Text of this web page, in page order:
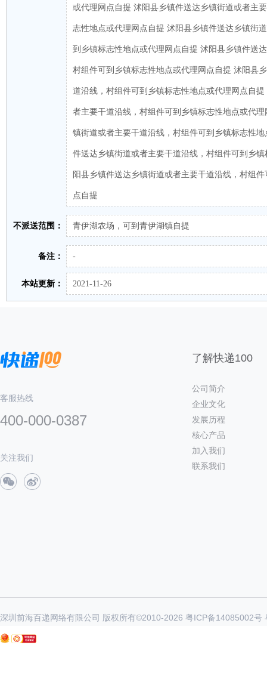
或代理网点自提 沭阳县乡镇件送达乡镇街道或者主
志性地点或代理网点自提 沭阳县乡镇件送达乡镇街
到乡镇标志性地点或代理网点自提 沭阳县乡镇件送
村组件可到乡镇标志性地点或代理网点自提 沭阳县
道沿线，村组件可到乡镇标志性地点或代理网点自
者主要干道沿线，村组件可到乡镇标志性地点或代
镇街道或者主要干道沿线，村组件可到乡镇标志性
件送达乡镇街道或者主要干道沿线，村组件可到乡
阳县乡镇件送达乡镇街道或者主要干道沿线，村组
点自提
不派送范围： 青伊湖农场，可到青伊湖镇自提
备注： -
本站更新： 2021-11-26
客服热线
400-000-0387
关注我们
了解快递100
公司简介
企业文化
发展历程
核心产品
加入我们
联系我们
深圳前海百递网络有限公司 版权所有©2010-2026 粤ICP备14085002号